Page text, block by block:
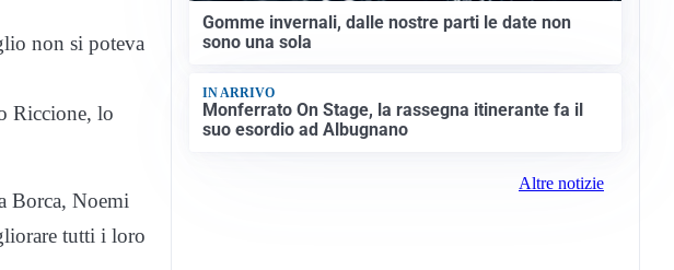
non si poteva
Riccione, lo
Borca, Noemi
tutti i loro
Gomme invernali, dalle nostre parti le date non
sono una sola
IN ARRIVO
Monferrato On Stage, la rassegna itinerante fa il
suo esordio ad Albugnano
Altre notizie